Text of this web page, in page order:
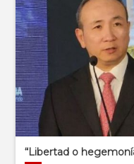
“Libertad o